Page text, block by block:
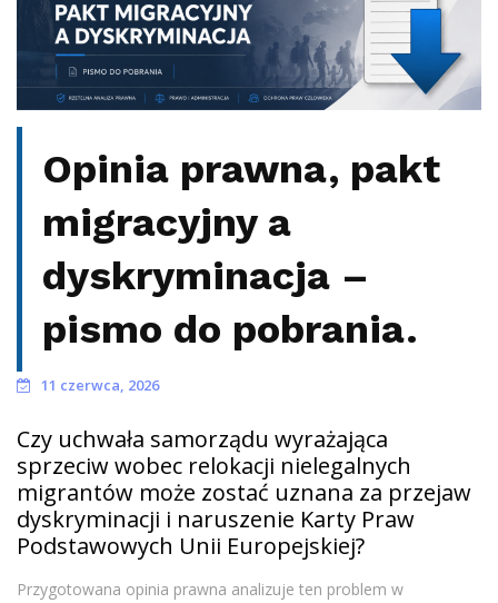
Opinia prawna, pakt
migracyjny a
dyskryminacja –
pismo do pobrania.
11 czerwca, 2026
Czy uchwała samorządu wyrażająca
sprzeciw wobec relokacji nielegalnych
migrantów może zostać uznana za przejaw
dyskryminacji i naruszenie Karty Praw
Podstawowych Unii Europejskiej?
Przygotowana opinia prawna analizuje ten problem w